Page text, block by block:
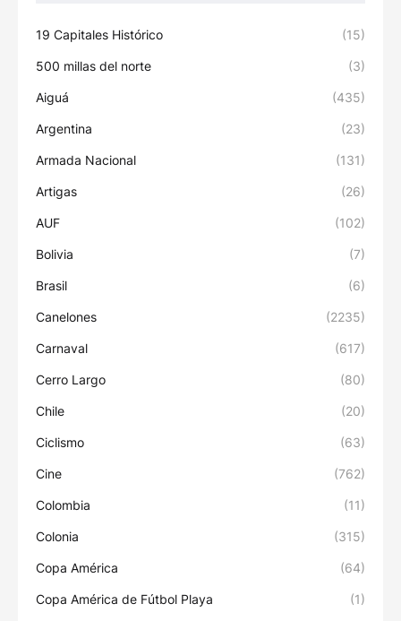
19 Capitales Histórico (15)
500 millas del norte (3)
Aiguá (435)
Argentina (23)
Armada Nacional (131)
Artigas (26)
AUF (102)
Bolivia (7)
Brasil (6)
Canelones (2235)
Carnaval (617)
Cerro Largo (80)
Chile (20)
Ciclismo (63)
Cine (762)
Colombia (11)
Colonia (315)
Copa América (64)
Copa América de Fútbol Playa (1)